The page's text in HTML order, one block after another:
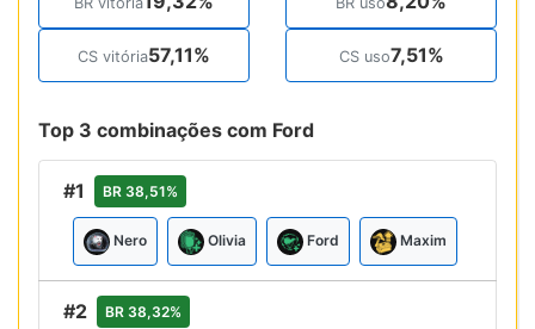
CS vitória57,11% CS uso7,51%
Top 3 combinações com Ford
#1 BR 38,51%
Nero Olivia Ford Maxim
#2 BR 38,32%